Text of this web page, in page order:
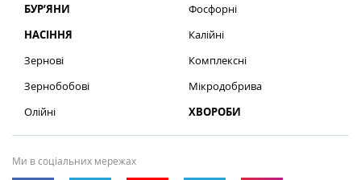
БУР’ЯНИ
НАСІННЯ
Зернові
Зернобобові
Олійні
Фосфорні
Калійні
Комплексні
Мікродобрива
ХВОРОБИ
Ми в соціальних мережах